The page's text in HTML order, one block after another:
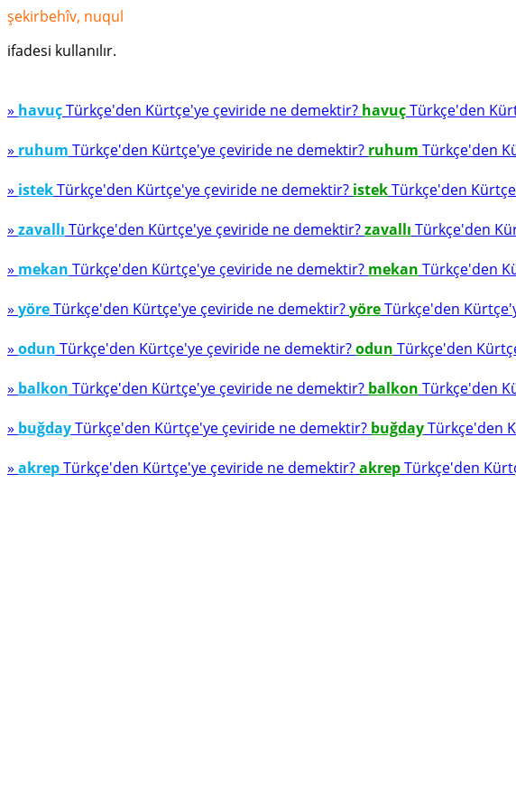
şekirbehîv, nuqul
ifadesi kullanılır.
» havuçTürkçe'den Kürtçe'ye çeviride ne demektir? havuçTürkçe'den
» ruhum Türkçe'den Kürtçe'ye çeviride ne demektir? ruhum Türkçe'den
» istekTürkçe'den Kürtçe'ye çeviride ne demektir? istekTürkçe'den
» zavallı Türkçe'den Kürtçe'ye çeviride ne demektir?zavallı Türkçe'den
» mekan Türkçe'den Kürtçe'ye çeviride ne demektir? mekan Türkçe'den
» yöreTürkçe'den Kürtçe'ye çeviride ne demektir?yöreTürkçe'den
» odun Türkçe'den Kürtçe'ye çeviride ne demektir?odun Türkçe'den
» balkon Türkçe'den Kürtçe'ye çeviride ne demektir? balkon Türkçe'den
» buğdayTürkçe'den Kürtçe'ye çeviride ne demektir? buğdayTürkçe'den
» akrepTürkçe'den Kürtçe'ye çeviride ne demektir?akrepTürkçe'den